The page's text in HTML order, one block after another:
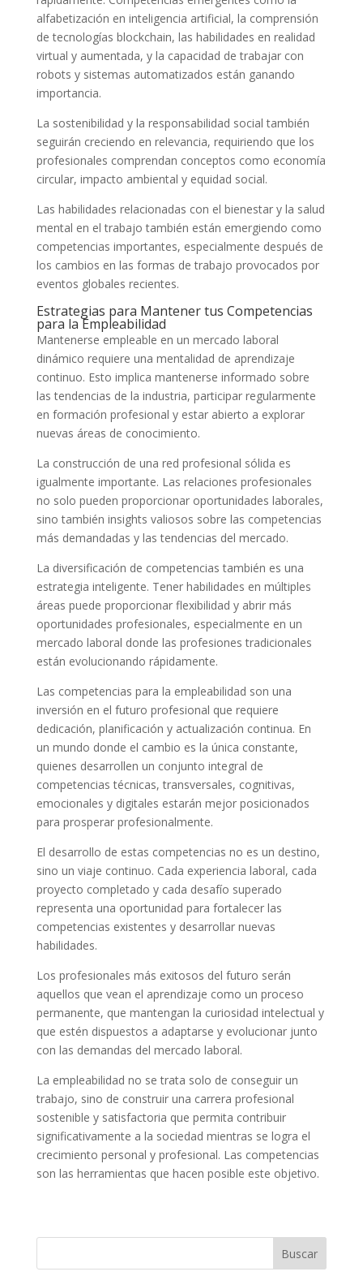
alfabetización en inteligencia artificial, la comprensión
de tecnologías blockchain, las habilidades en realidad
virtual y aumentada, y la capacidad de trabajar con
robots y sistemas automatizados están ganando
importancia.
La sostenibilidad y la responsabilidad social también
seguirán creciendo en relevancia, requiriendo que los
profesionales comprendan conceptos como economía
circular, impacto ambiental y equidad social.
Las habilidades relacionadas con el bienestar y la salud
mental en el trabajo también están emergiendo como
competencias importantes, especialmente después de
los cambios en las formas de trabajo provocados por
eventos globales recientes.
Estrategias para Mantener tus Competencias
para la Empleabilidad
Mantenerse empleable en un mercado laboral
dinámico requiere una mentalidad de aprendizaje
continuo. Esto implica mantenerse informado sobre
las tendencias de la industria, participar regularmente
en formación profesional y estar abierto a explorar
nuevas áreas de conocimiento.
La construcción de una red profesional sólida es
igualmente importante. Las relaciones profesionales
no solo pueden proporcionar oportunidades laborales,
sino también insights valiosos sobre las competencias
más demandadas y las tendencias del mercado.
La diversificación de competencias también es una
estrategia inteligente. Tener habilidades en múltiples
áreas puede proporcionar flexibilidad y abrir más
oportunidades profesionales, especialmente en un
mercado laboral donde las profesiones tradicionales
están evolucionando rápidamente.
Las competencias para la empleabilidad son una
inversión en el futuro profesional que requiere
dedicación, planificación y actualización continua. En
un mundo donde el cambio es la única constante,
quienes desarrollen un conjunto integral de
competencias técnicas, transversales, cognitivas,
emocionales y digitales estarán mejor posicionados
para prosperar profesionalmente.
El desarrollo de estas competencias no es un destino,
sino un viaje continuo. Cada experiencia laboral, cada
proyecto completado y cada desafío superado
representa una oportunidad para fortalecer las
competencias existentes y desarrollar nuevas
habilidades.
Los profesionales más exitosos del futuro serán
aquellos que vean el aprendizaje como un proceso
permanente, que mantengan la curiosidad intelectual y
que estén dispuestos a adaptarse y evolucionar junto
con las demandas del mercado laboral.
La empleabilidad no se trata solo de conseguir un
trabajo, sino de construir una carrera profesional
sostenible y satisfactoria que permita contribuir
significativamente a la sociedad mientras se logra el
crecimiento personal y profesional. Las competencias
son las herramientas que hacen posible este objetivo.
Buscar